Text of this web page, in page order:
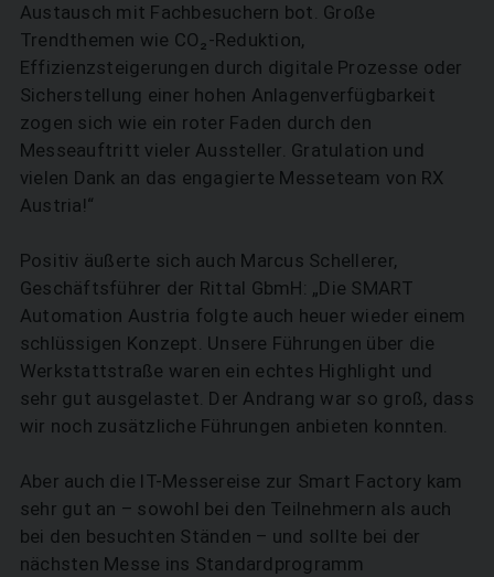
Austausch mit Fachbesuchern bot. Große
Trendthemen wie CO₂-Reduktion,
Effizienzsteigerungen durch digitale Prozesse oder
Sicherstellung einer hohen Anlagenverfügbarkeit
zogen sich wie ein roter Faden durch den
Messeauftritt vieler Aussteller. Gratulation und
vielen Dank an das engagierte Messeteam von RX
Austria!“
Positiv äußerte sich auch Marcus Schellerer,
Geschäftsführer der Rittal GbmH: „Die SMART
Automation Austria folgte auch heuer wieder einem
schlüssigen Konzept. Unsere Führungen über die
Werkstattstraße waren ein echtes Highlight und
sehr gut ausgelastet. Der Andrang war so groß, dass
wir noch zusätzliche Führungen anbieten konnten.
Aber auch die IT-Messereise zur Smart Factory kam
sehr gut an – sowohl bei den Teilnehmern als auch
bei den besuchten Ständen – und sollte bei der
nächsten Messe ins Standardprogramm